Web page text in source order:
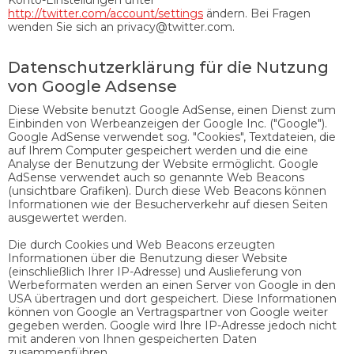
http://twitter.com/account/settings ändern. Bei Fragen
wenden Sie sich an privacy@twitter.com.
Datenschutzerklärung für die Nutzung
von Google Adsense
Diese Website benutzt Google AdSense, einen Dienst zum
Einbinden von Werbeanzeigen der Google Inc. ("Google").
Google AdSense verwendet sog. "Cookies", Textdateien, die
auf Ihrem Computer gespeichert werden und die eine
Analyse der Benutzung der Website ermöglicht. Google
AdSense verwendet auch so genannte Web Beacons
(unsichtbare Grafiken). Durch diese Web Beacons können
Informationen wie der Besucherverkehr auf diesen Seiten
ausgewertet werden.
Die durch Cookies und Web Beacons erzeugten
Informationen über die Benutzung dieser Website
(einschließlich Ihrer IP-Adresse) und Auslieferung von
Werbeformaten werden an einen Server von Google in den
USA übertragen und dort gespeichert. Diese Informationen
können von Google an Vertragspartner von Google weiter
gegeben werden. Google wird Ihre IP-Adresse jedoch nicht
mit anderen von Ihnen gespeicherten Daten